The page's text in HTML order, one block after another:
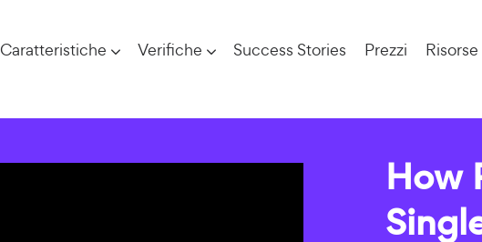
Caratteristiche Verifiche Success Stories Prezzi Risorse
How